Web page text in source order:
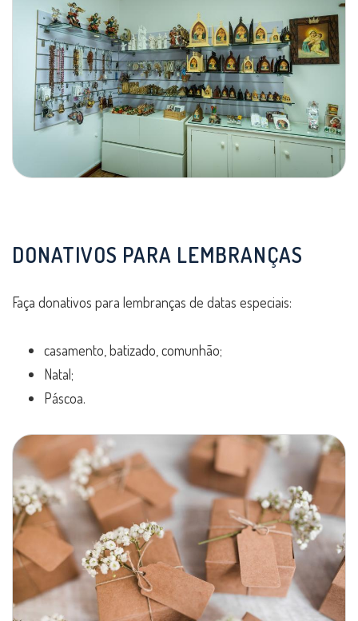
DONATIVOS PARA LEMBRANÇAS
Faça donativos para lembranças de datas especiais:
casamento, batizado, comunhão;
Natal;
Páscoa.